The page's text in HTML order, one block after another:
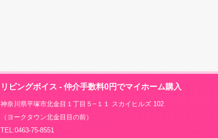
リビングボイス - 仲介手数料0円でマイホーム購入
神奈川県平塚市北金目１丁目５−１１ スカイヒルズ 102
（ヨークタウン北金目目の前）
TEL:0463-75-8551